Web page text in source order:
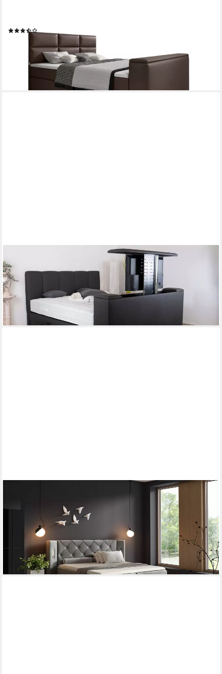
(7)
1.849,00 € 2.399,00 €
lieferbar in 5 Wochen
Boxspringbett Chicago elektrisch verstellbar mit Motor + TV Lift,
mit einzigartigem Belüftungssystem
ab 2.925,00 €
lieferbar in 5 Wochen
Boxspringbett Schlafzimmerbett STEVE Elektrisch in Stoff
Fresh, Fuß- und Kopfteil elektrisch verstellbar,
Ambientebeleuchtung
1.789,00 €
lieferbar in 5 Wochen
+4